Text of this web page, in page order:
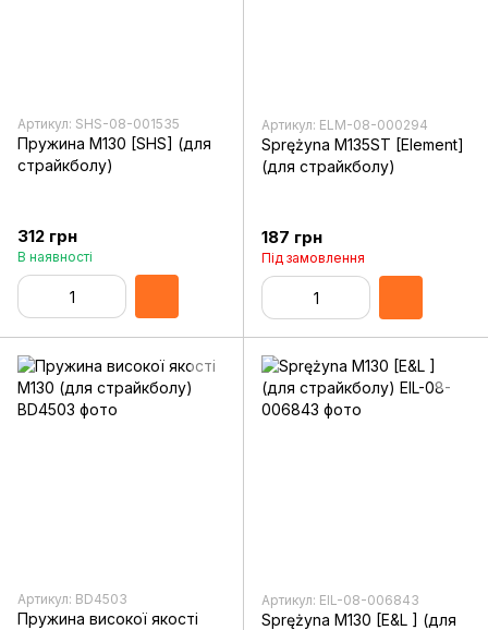
Артикул: SHS-08-001535
Пружина M130 [SHS] (для
страйкболу)
312 грн
В наявності
Артикул: ELM-08-000294
Sprężyna M135ST [Element]
(для страйкболу)
187 грн
Під замовлення
Артикул: BD4503
Пружина високої якості
Артикул: EIL-08-006843
Sprężyna M130 [E&L ] (для